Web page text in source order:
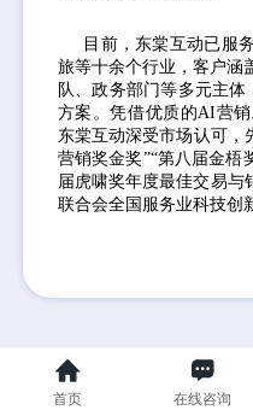
目前，东棠互动已服
旅等十余个行业，客户涵
队、政务部门等多元主
方案。凭借优质的AI营
东棠互动深受市场认可，
营销奖金奖”“第八届金梧
届虎啸奖年度最佳交易与
联合会全国服务业科技创
首页 在线咨询